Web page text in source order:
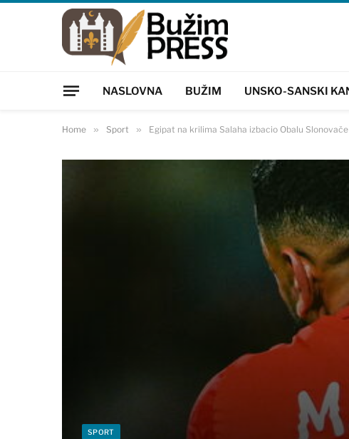
NASLOVNA BUŽIM UNSKO-SANSKI
Home » Sport » Egipat na krilima Salaha izbacio Obalu Slonovače
SPORT